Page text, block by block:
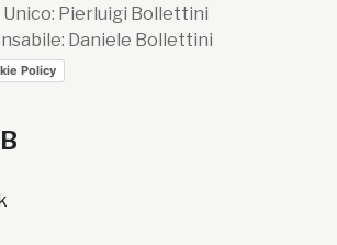
Pierluigi Bollettini
Daniele Bollettini
Policy